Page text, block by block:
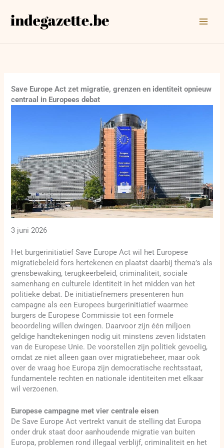
naar
Save Europe Act zet migratie, grenzen en identiteit opnieuw
centraal in Europees debat
3 juni 2026
Het burgerinitiatief Save Europe Act wil het Europese
migratiebeleid fors hertekenen en plaatst daarbij thema’s als
grensbewaking, terugkeerbeleid, criminaliteit, sociale
samenhang en culturele identiteit in het midden van het
politieke debat. De initiatiefnemers presenteren hun
campagne als een Europees burgerinitiatief waarmee
burgers de Europese Commissie tot een formele
beoordeling willen dwingen. Daarvoor zijn één miljoen
geldige handtekeningen nodig uit minstens zeven lidstaten
van de Europese Unie. De voorstellen zijn politiek gevoelig,
omdat ze niet alleen gaan over migratiebeheer, maar ook
over de vraag hoe Europa zijn democratische rechtsstaat,
fundamentele rechten en nationale identiteiten met elkaar
wil verzoenen.
Europese campagne met vier centrale eisen
De Save Europe Act vertrekt vanuit de stelling dat Europa
onder druk staat door aanhoudende migratie van buiten
Europa, problemen rond illegaal verblijf, criminaliteit en het